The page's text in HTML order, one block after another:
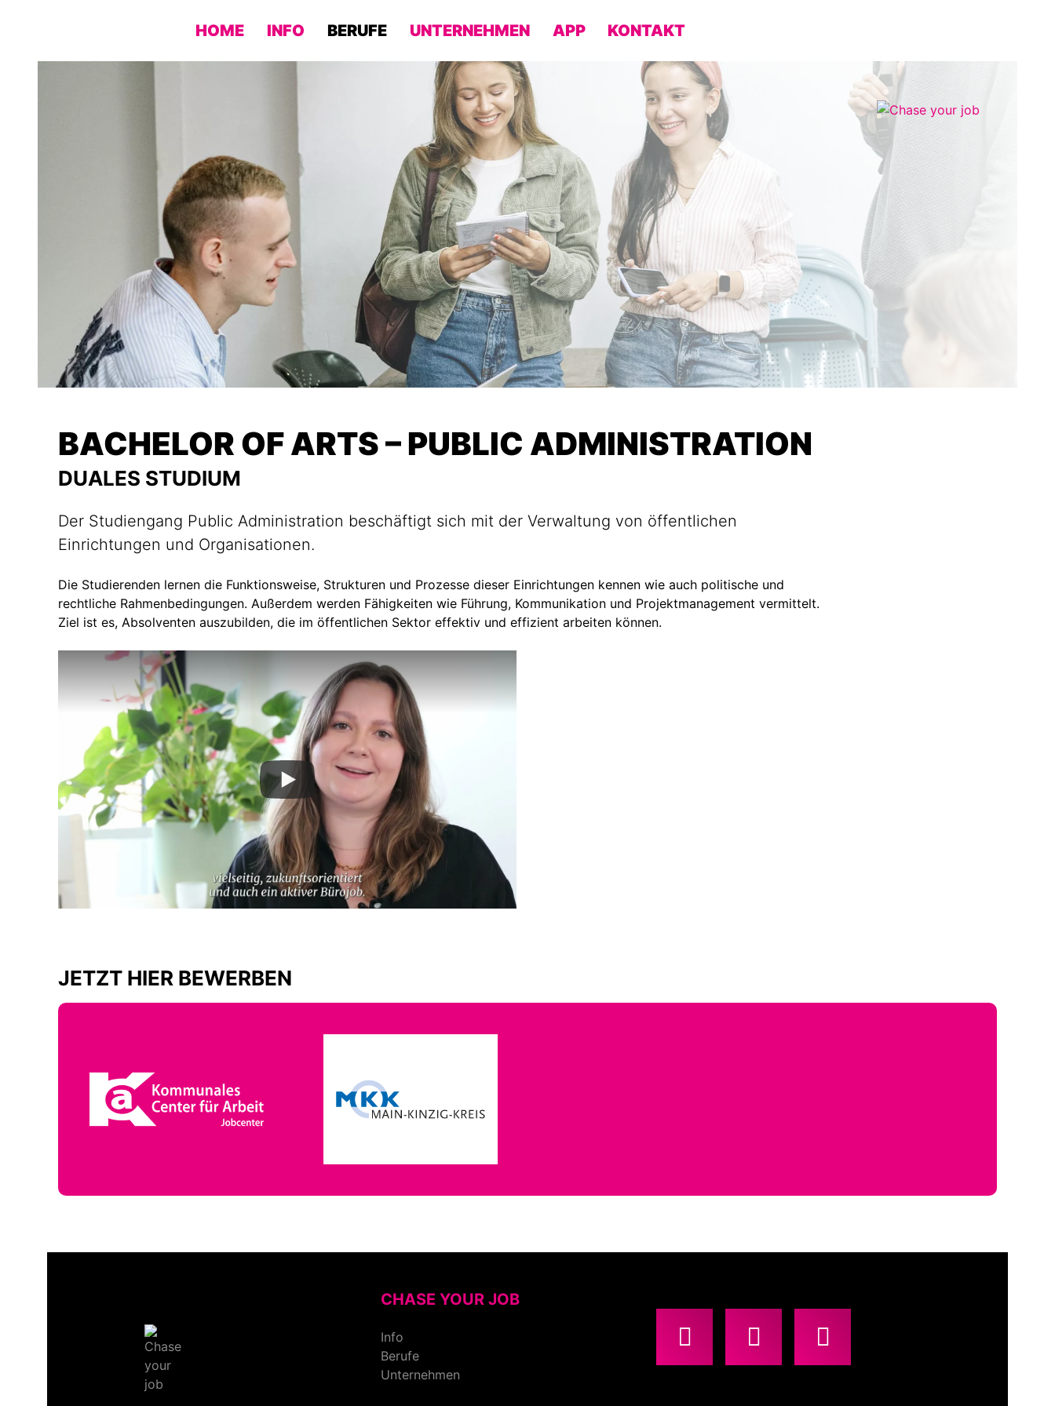
HOME INFO BERUFE UNTERNEHMEN APP KONTAKT
BACHELOR OF ARTS – PUBLIC ADMINISTRATION
DUALES STUDIUM
Der Studiengang Public Administration beschäftigt sich mit der Verwaltung von öffentlichen
Einrichtungen und Organisationen.
Die Studierenden lernen die Funktionsweise, Strukturen und Prozesse dieser Einrichtungen kennen wie auch politische und
rechtliche Rahmenbedingungen. Außerdem werden Fähigkeiten wie Führung, Kommunikation und Projektmanagement vermittelt.
Ziel ist es, Absolventen auszubilden, die im öffentlichen Sektor effektiv und effizient arbeiten können.
JETZT HIER BEWERBEN
CHASE YOUR JOB
Info
Berufe
Unternehmen